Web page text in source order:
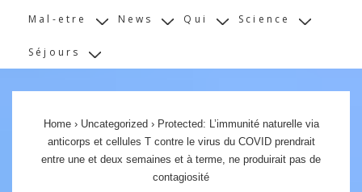
Mal-etre News Qui Science
Séjours
Home › Uncategorized › Protected: L’immunité naturelle via
anticorps et cellules T contre le virus du COVID prendrait
entre une et deux semaines et à terme, ne produirait pas de
contagiosité